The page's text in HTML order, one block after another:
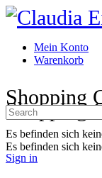
Toggle
Side
Mein Konto
Warenkorb
options
Shopping
Es befinden sich
Sign in
Shopping
Es befinden sich
Search
for: